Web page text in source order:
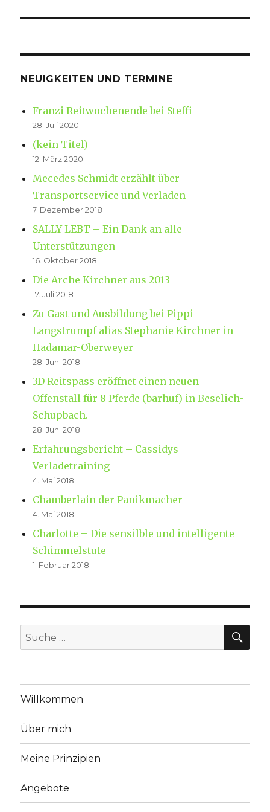
NEUIGKEITEN UND TERMINE
Franzi Reitwochenende bei Steffi
28. Juli 2020
(kein Titel)
12. März 2020
Mecedes Schmidt erzählt über
Transportservice und Verladen
7. Dezember 2018
SALLY LEBT – Ein Dank an alle
Unterstützungen
16. Oktober 2018
Die Arche Kirchner aus 2013
17. Juli 2018
Zu Gast und Ausbildung bei Pippi
Langstrumpf alias Stephanie Kirchner in
Hadamar-Oberweyer
28. Juni 2018
3D Reitspass eröffnet einen neuen
Offenstall für 8 Pferde (barhuf) in Beselich-
Schupbach.
28. Juni 2018
Erfahrungsbericht – Cassidys
Verladetraining
4. Mai 2018
Chamberlain der Panikmacher
4. Mai 2018
Charlotte – Die sensilble und intelligente
Schimmelstute
1. Februar 2018
Suche
nach:
Willkommen
Über mich
Meine Prinzipien
Angebote